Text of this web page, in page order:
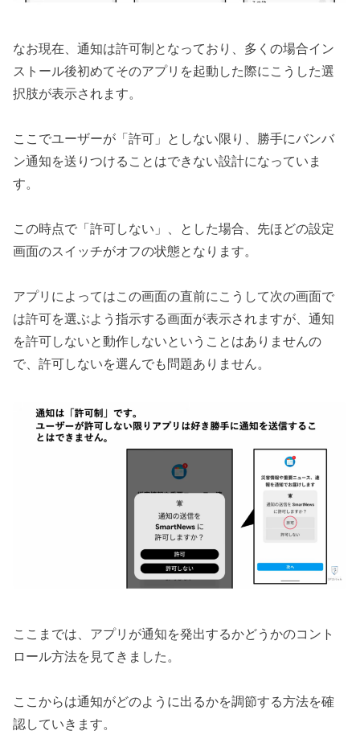
なお現在、通知は許可制となっており、多くの場合イン
ストール後初めてそのアプリを起動した際にこうした選
択肢が表示されます。
ここでユーザーが「許可」としない限り、勝手にバンバ
ン通知を送りつけることはできない設計になっていま
す。
この時点で「許可しない」、とした場合、先ほどの設定
画面のスイッチがオフの状態となります。
アプリによってはこの画面の直前にこうして次の画面で
は許可を選ぶよう指示する画面が表示されますが、通知
を許可しないと動作しないということはありませんの
で、許可しないを選んでも問題ありません。
ここまでは、アプリが通知を発出するかどうかのコント
ロール方法を見てきました。
ここからは通知がどのように出るかを調節する方法を確
認していきます。